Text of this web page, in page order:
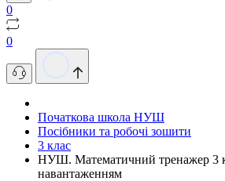
0
0
Початкова школа НУШ
Посібники та робочі зошити
3 клас
НУШ. Математичний тренажер 3
навантаженням